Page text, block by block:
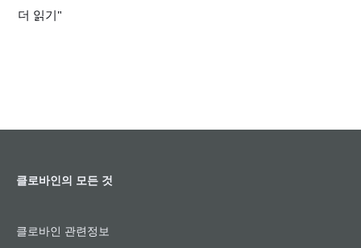
일
목
달
례
더 읽기"
클로바인의 모든 것
클로바인 관련정보